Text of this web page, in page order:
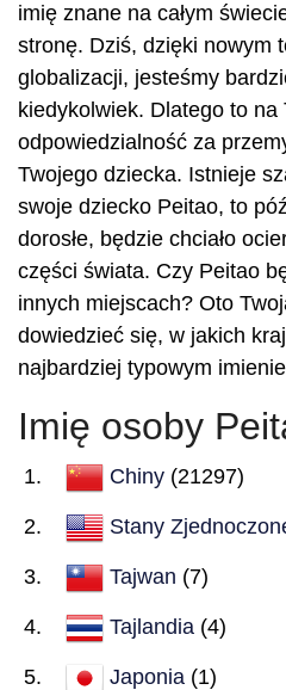
imię znane na całym
stronę. Dziś, dzięki nowym
globalizacji, jesteśmy
kiedykolwiek. Dlatego to na
odpowiedzialność za
Twojego dziecka. Istnieje
swoje dziecko Peitao, to
dorosłe, będzie chciało
części świata. Czy Peitao
innych miejscach? Oto
dowiedzieć się, w jakich
najbardziej typowym
Imię osoby
Chiny (21297)
Stany
Tajwan (7)
Tajlandia (4)
Japonia (1)